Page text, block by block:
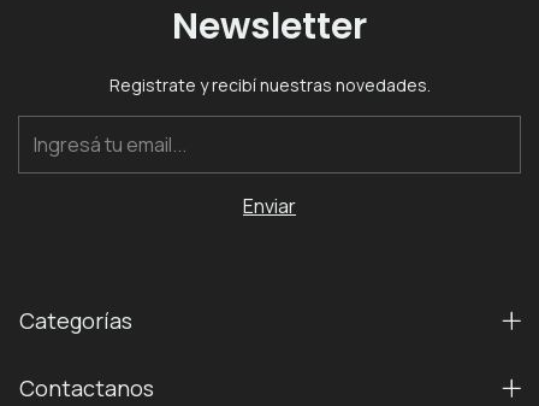
Newsletter
Registrate y recibí nuestras novedades.
Categorías
Contactanos